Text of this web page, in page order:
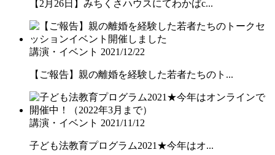
【2月26日】みちくさハウスにてわかばc...
講演・イベント 2021/12/22
【ご報告】親の離婚を経験した若者たちのト...
講演・イベント 2021/11/12
子ども法教育プログラム2021★今年はオ...